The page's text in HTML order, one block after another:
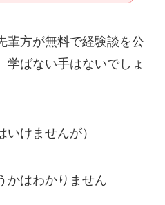
輩方が無料で経験談を公
学ばない手はないでしょ
いけませんが）
かはわかりません